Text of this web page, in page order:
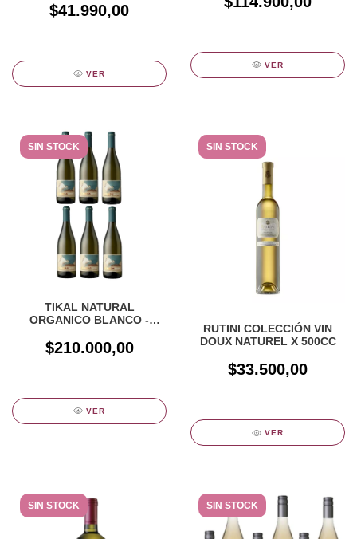
$41.990,00
VER
VER
SIN STOCK
TIKAL NATURAL
ORGANICO BLANCO -
$210.000,00
VER
SIN STOCK
RUTINI COLECCIÓN VIN
DOUX NATUREL X 500CC
$33.500,00
VER
SIN STOCK SIN STOCK